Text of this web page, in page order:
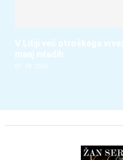
V Litiji več otroškega
manj mladih
07. 08. 2026